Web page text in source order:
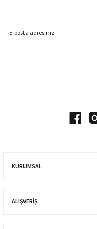
KURUMSAL
ALIŞVERIŞ